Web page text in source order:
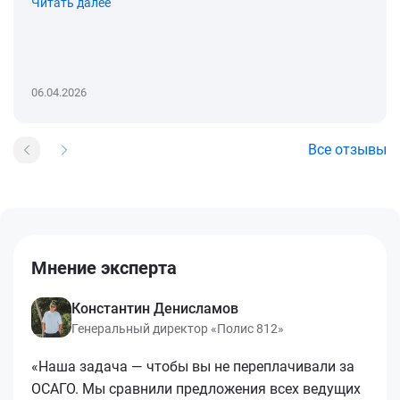
06.04.2026
Все отзывы
Мнение эксперта
Константин Денисламов
Генеральный директор «Полис 812»
«Наша задача — чтобы вы не переплачивали за
ОСАГО. Мы сравнили предложения всех ведущих